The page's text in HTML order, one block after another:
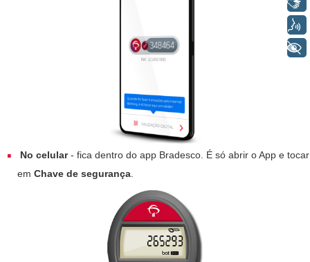
No celular- fica dentro do app Bradesco. É só abrir o App e tocar
em Chave de segurança